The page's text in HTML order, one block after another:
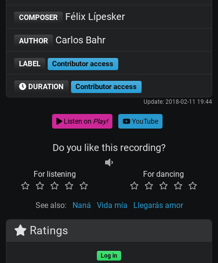
COMPOSER Félix Lípesker
AUTHOR Carlos Bahr
LABEL Contributor access
DURATION Contributor access
Update: 2018-02-11 19:44
Listen on Play! YouTube
Do you like this recording?
For listening For dancing
See also: Naná Vida mía Llegarás amor
Ratings
Log in